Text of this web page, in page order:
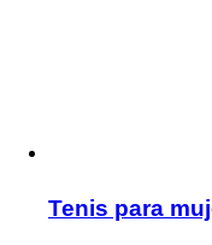
Tenis para